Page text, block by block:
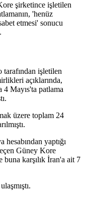
şirketince işletilen
'henüz
etmesi' sonucu
işletilen
açıklarında,
Mayıs'ta patlama
üzere toplam 24
yaptığı
Güney Kore
buna karşılık İran'a ait 7